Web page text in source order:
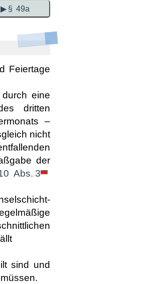
▶ § 49a
Feiertage
eine
dritten
–
nicht
der
Abs. 3
sind und